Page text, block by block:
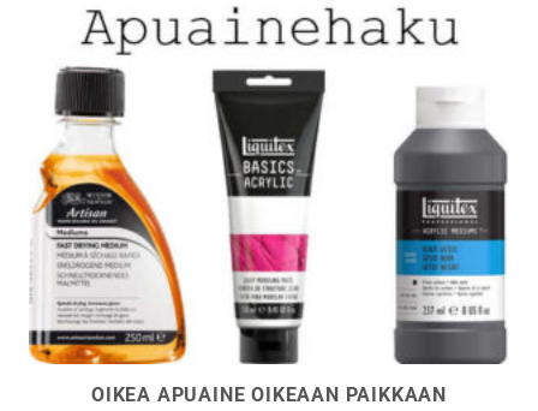
OIKEA APUAINE OIKEAAN PAIKKAAN